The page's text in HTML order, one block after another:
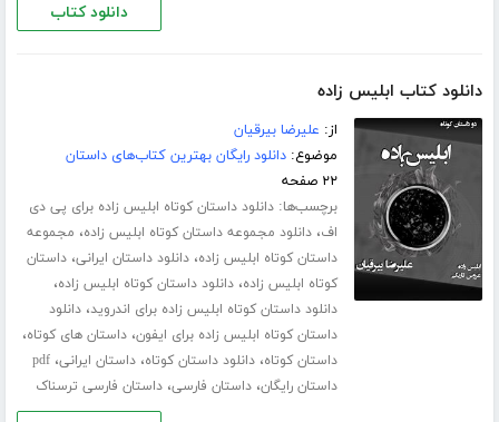
دانلود کتاب
دانلود کتاب ابلیس زاده
از: علیرضا بیرقیان
موضوع:دانلود رایگان بهترین کتاب‌های داستان
۲۲ صفحه
برچسب‌ها:دانلود داستان کوتاه ابلیس زاده برای پی دی
اف،دانلود مجموعه داستان کوتاه ابلیس زاده، مجموعه
داستان کوتاه ابلیس زاده،دانلود داستان ایرانی،داستان
کوتاه ابلیس زاده،دانلود داستان کوتاه ابلیس زاده،
دانلود داستان کوتاه ابلیس زاده برای اندروید،دانلود
داستان کوتاه ابلیس زاده برای ایفون،داستان های کوتاه،
داستان کوتاه،دانلود داستان کوتاه،داستان ایرانی،pdf
داستان رایگان،داستان فارسی،داستان فارسی ترسناک